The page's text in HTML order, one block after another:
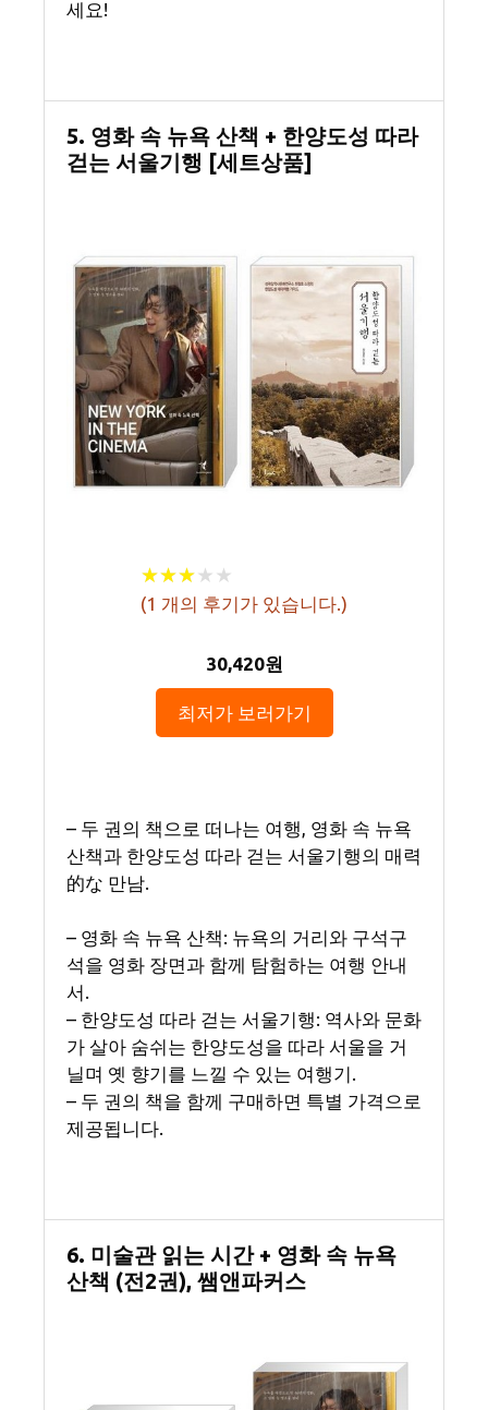
세요!
5. 영화 속 뉴욕 산책 + 한양도성 따라
걷는 서울기행 [세트상품]
★★★★ ★
★★★★ ★
(1 개의 후기가 있습니다.)
30,420원
최저가 보러가기
– 두 권의 책으로 떠나는 여행, 영화 속 뉴욕
산책과 한양도성 따라 걷는 서울기행의 매력
的な 만남.
– 영화 속 뉴욕 산책: 뉴욕의 거리와 구석구
석을 영화 장면과 함께 탐험하는 여행 안내
서.
– 한양도성 따라 걷는 서울기행: 역사와 문화
가 살아 숨쉬는 한양도성을 따라 서울을 거
닐며 옛 향기를 느낄 수 있는 여행기.
– 두 권의 책을 함께 구매하면 특별 가격으로
제공됩니다.
6. 미술관 읽는 시간 + 영화 속 뉴욕
산책 (전2권), 쌤앤파커스